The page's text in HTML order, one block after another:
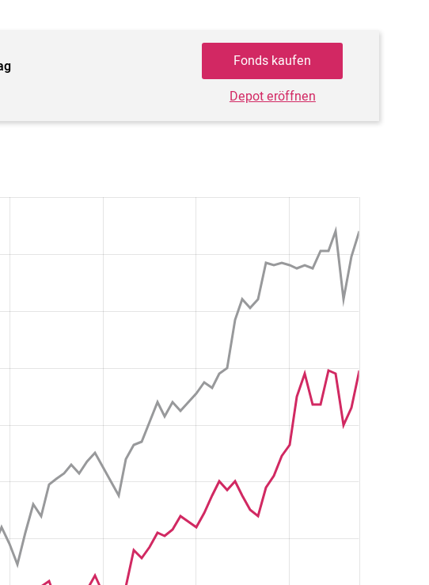
Fonds kaufen
Depot eröffnen